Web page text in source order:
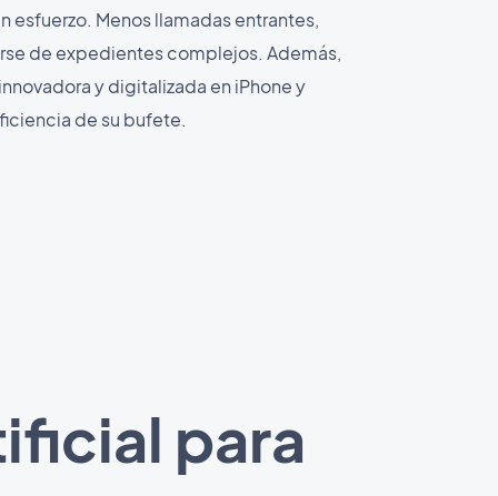
esfuerzo. Menos llamadas entrantes,
de expedientes complejos. Además,
y digitalizada en iPhone y
de su bufete.
para